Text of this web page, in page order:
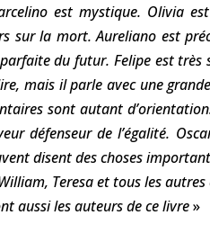
est mystique. Olivia
sur la mort. Aureliano est
du futur. Felipe est
mais il parle avec une
sont autant
défenseur de l’égalité.
disent des choses
Teresa et tous les
aussi les auteurs de ce livre»